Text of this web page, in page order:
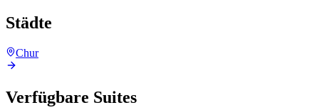
Städte
Chur
Verfügbare Suites